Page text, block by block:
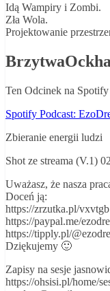
Idą Wampiry i Zombi.
Zła Wola.
Projektowanie
Ten Odcinek na Spotify
Spotify Podcast:
Zbieranie energii ludzi
Shot ze streama (V.1)
Uważasz, że nasza
Doceń ją:
https://zrzutka.pl/vxvtgb
https://paypal.me/
https://tipply.pl/
Dziękujemy 🙂
Zapisy na sesje
https://ohsisi.pl/home/